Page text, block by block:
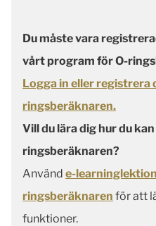
Du måste vara
vårt program för O-
Logga in eller registrera
ringsberäknaren.
Vill du lära dig hur du
ringsberäknaren?
Använd e-
ringsberäknaren för att
funktioner.